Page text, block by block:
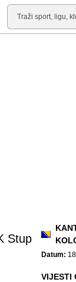
Pretraga
Stup
Datum:
VIJESTI